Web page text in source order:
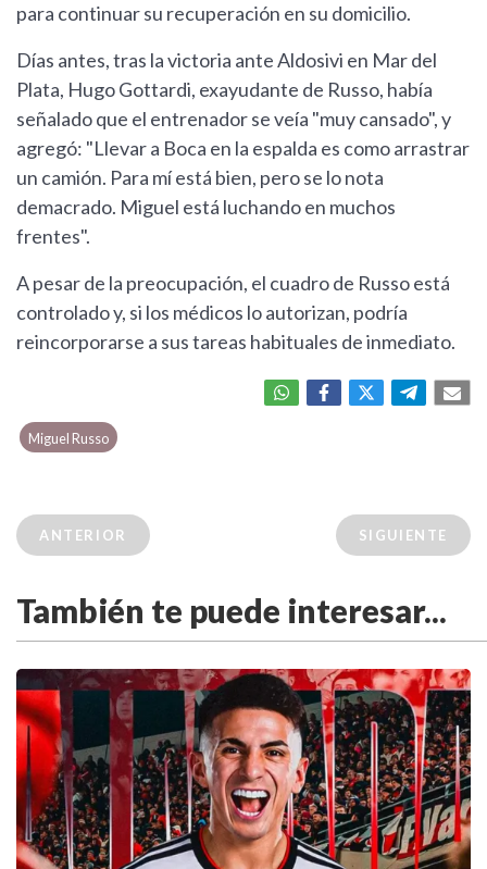
para continuar su recuperación en su domicilio.
Días antes, tras la victoria ante Aldosivi en Mar del
Plata, Hugo Gottardi, exayudante de Russo, había
señalado que el entrenador se veía "muy cansado", y
agregó: "Llevar a Boca en la espalda es como arrastrar
un camión. Para mí está bien, pero se lo nota
demacrado. Miguel está luchando en muchos
frentes".
A pesar de la preocupación, el cuadro de Russo está
controlado y, si los médicos lo autorizan, podría
reincorporarse a sus tareas habituales de inmediato.
Miguel Russo
ANTERIOR SIGUIENTE
También te puede interesar...